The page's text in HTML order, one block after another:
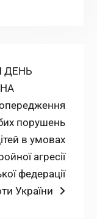
ДЕНЬ
порушень
в умовах
агресії
федерації
України